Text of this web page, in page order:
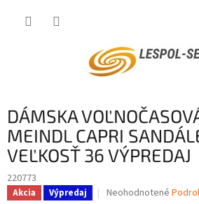
DÁMSKA
MEINDL CAPRI
VEĽKOSŤ 36 VÝPREDAJ
220773
Akcia Výpredaj
Priemerné
Neohodnotené